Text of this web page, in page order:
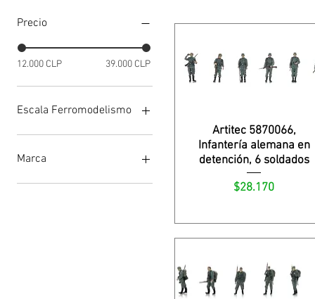
Precio
12.000 CLP 39.000 CLP
Escala Ferromodelismo
HO
Marca
Artitec
Artitec 5870066,
Infantería alemana en
detención, 6 soldados
Precio
$28.170